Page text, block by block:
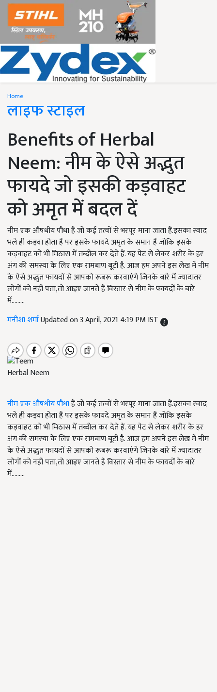
Home
लाइफ स्टाइल
Benefits of Herbal
Neem: नीम के ऐसे अद्भुत
फायदे जो इसकी कड़वाहट
को अमृत में बदल दें
नीम एक औषधीय पौधा हैं जो कई तत्वों से भरपूर माना जाता हैं.इसका स्वाद
भले ही कड़वा होता हैं पर इसके फायदे अमृत के समान हैं जोकि इसके
कड़वाहट को भी मिठास में तब्दील कर देते हैं. यह पेट से लेकर शरीर के हर
अंग की समस्या के लिए एक रामबाण बूटी है. आज हम अपने इस लेख में नीम
के ऐसे अद्भुत फायदों से आपको रूबरू करवाएंगे जिनके बारे में ज्यादातर
लोगों को नहीं पता,तो आइए जानते हैं विस्तार से नीम के फायदों के बारे
में.........
मनीशा शर्माUpdated on 3 April, 2021 4:19 PM IST
Herbal Neem
नीम एक औषधीय पौधाहैं जो कई तत्वों से भरपूर माना जाता हैं.इसका स्वाद
भले ही कड़वा होता हैं पर इसके फायदे अमृत के समान हैं जोकि इसके
कड़वाहट को भी मिठास में तब्दील कर देते हैं. यह पेट से लेकर शरीर के हर
अंग की समस्या के लिए एक रामबाण बूटी है. आज हम अपने इस लेख में नीम
के ऐसे अद्भुत फायदों से आपको रूबरू करवाएंगे जिनके बारे में ज्यादातर
लोगों को नहीं पता,तो आइए जानते हैं विस्तार से नीम के फायदों के बारे
में.........